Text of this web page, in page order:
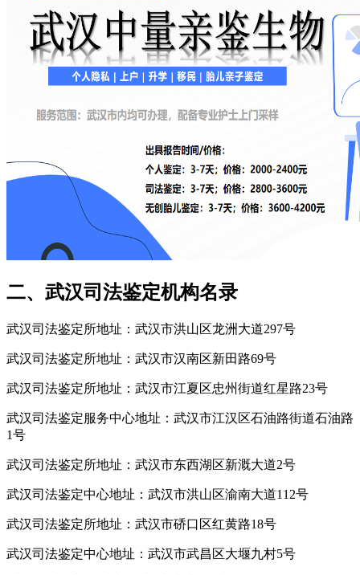
二、武汉司法鉴定机构名录
武汉司法鉴定所地址：武汉市洪山区龙洲大道297号
武汉司法鉴定所地址：武汉市汉南区新田路69号
武汉司法鉴定所地址：武汉市江夏区忠州街道红星路23号
武汉司法鉴定服务中心地址：武汉市江汉区石油路街道石油路
1号
武汉司法鉴定所地址：武汉市东西湖区新溉大道2号
武汉司法鉴定中心地址：武汉市洪山区渝南大道112号
武汉司法鉴定所地址：武汉市硚口区红黄路18号
武汉司法鉴定中心地址：武汉市武昌区大堰九村5号